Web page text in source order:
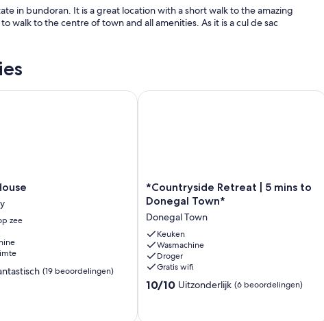
in bundoran. It is a great location with a short walk to the amazing
walk to the centre of town and all amenities. As it is a cul de sac
Views
zee
(19 beoordelingen)
*Countryside
Retreat
5
mins
to
Donegal
Town*
Donegal
*Countryside Retreat | 5 mins to
Donegal Town*
Donegal Town
Keuken
Wasmachine
Droger
Gratis wifi
10.0
10/10 Uitzonderlijk (6 beoordelingen)
*Countryside Retreat | 5 mins to